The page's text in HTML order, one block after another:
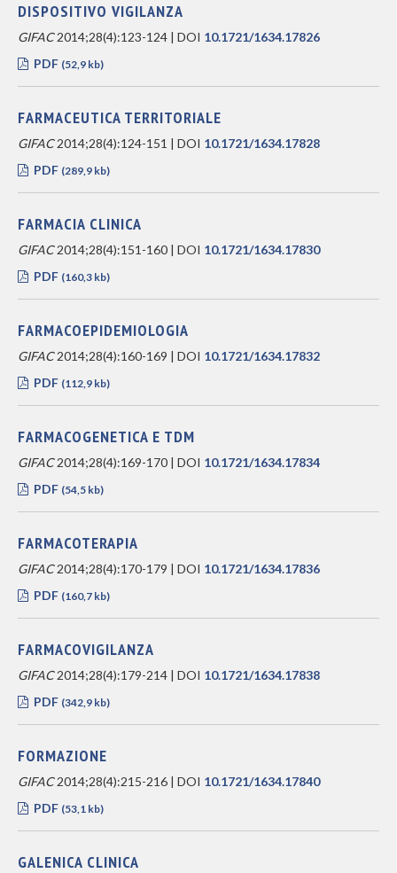
DISPOSITIVO VIGILANZA
GIFAC2014;28(4):123-124 | DOI 10.1721/1634.17826
PDF (52,9 kb)
FARMACEUTICA TERRITORIALE
GIFAC2014;28(4):124-151 | DOI 10.1721/1634.17828
PDF (289,9 kb)
FARMACIA CLINICA
GIFAC2014;28(4):151-160 | DOI 10.1721/1634.17830
PDF (160,3 kb)
FARMACOEPIDEMIOLOGIA
GIFAC2014;28(4):160-169 | DOI 10.1721/1634.17832
PDF (112,9 kb)
FARMACOGENETICA E TDM
GIFAC2014;28(4):169-170 | DOI 10.1721/1634.17834
PDF (54,5 kb)
FARMACOTERAPIA
GIFAC2014;28(4):170-179 | DOI 10.1721/1634.17836
PDF (160,7 kb)
FARMACOVIGILANZA
GIFAC2014;28(4):179-214 | DOI 10.1721/1634.17838
PDF (342,9 kb)
FORMAZIONE
GIFAC2014;28(4):215-216 | DOI 10.1721/1634.17840
PDF (53,1 kb)
GALENICA CLINICA